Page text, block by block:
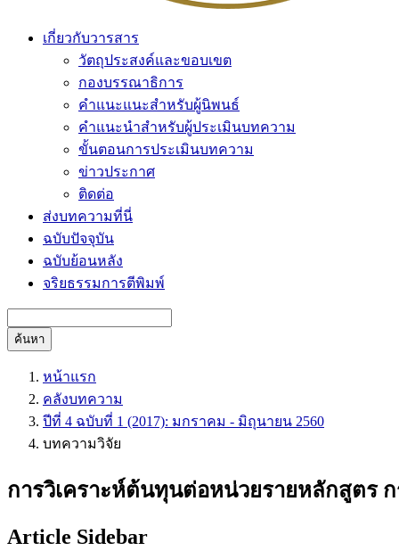
เกี่ยวกับวารสาร
วัตถุประสงค์และขอบเขต
กองบรรณาธิการ
คำแนะแนะสำหรับผู้นิพนธ์
คำแนะนำสำหรับผู้ประเมินบทความ
ขั้นตอนการประเมินบทความ
ข่าวประกาศ
ติดต่อ
ส่งบทความที่นี่
ฉบับปัจจุบัน
ฉบับย้อนหลัง
จริยธรรมการตีพิมพ์
ค้นหา
หน้าแรก
คลังบทความ
ปีที่ 4 ฉบับที่ 1 (2017): มกราคม - มิถุนายน 2560
บทความวิจัย
การวิเคราะห์ต้นทุนต่อหน่วยรายหลักสูตร
Article Sidebar